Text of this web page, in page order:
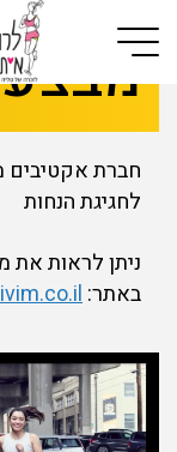
small screen
חברת אקטיבים
לחגיגת הנחות
ניתן לראות את
באתר: